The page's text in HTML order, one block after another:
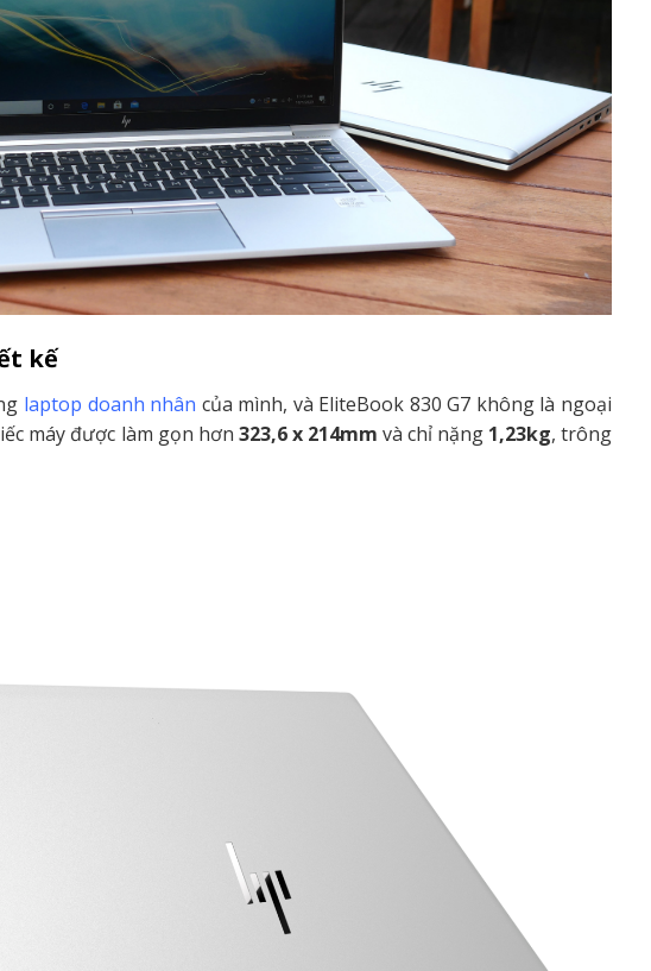
kế
laptop doanh nhân của mình, và EliteBook 830 G7 không là ngoại
máy được làm gọn hơn 323,6 x 214mm và chỉ nặng 1,23kg, trông